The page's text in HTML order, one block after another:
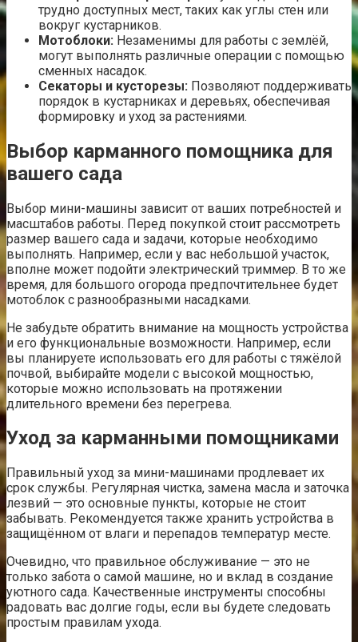
трудно доступных мест, таких как углы стен или
вокруг кустарников.
Мотоблоки: Незаменимы для работы с землёй,
могут выполнять различные операции с помощью
сменных насадок.
Секаторы и кусторезы: Позволяют поддерживать
порядок в кустарниках и деревьях, обеспечивая
формировку и уход за растениями.
Выбор карманного помощника для
вашего сада
Выбор мини-машины зависит от ваших потребностей и
масштабов работы. Перед покупкой стоит рассмотреть
размер вашего сада и задачи, которые необходимо
выполнять. Например, если у вас небольшой участок,
вполне может подойти электрический триммер. В то же
время, для большого огорода предпочтительнее будет
мотоблок с разнообразными насадками.
Не забудьте обратить внимание на мощность устройства
и его функциональные возможности. Например, если
вы планируете использовать его для работы с тяжёлой
почвой, выбирайте модели с высокой мощностью,
которые можно использовать на протяжении
длительного времени без перегрева.
Уход за карманными помощниками
Правильный уход за мини-машинами продлевает их
срок службы. Регулярная чистка, замена масла и заточка
лезвий — это основные пункты, которые не стоит
забывать. Рекомендуется также хранить устройства в
защищённом от влаги и перепадов температур месте.
Очевидно, что правильное обслуживание — это не
только забота о самой машине, но и вклад в создание
уютного сада. Качественные инструменты способны
радовать вас долгие годы, если вы будете следовать
простым правилам ухода.